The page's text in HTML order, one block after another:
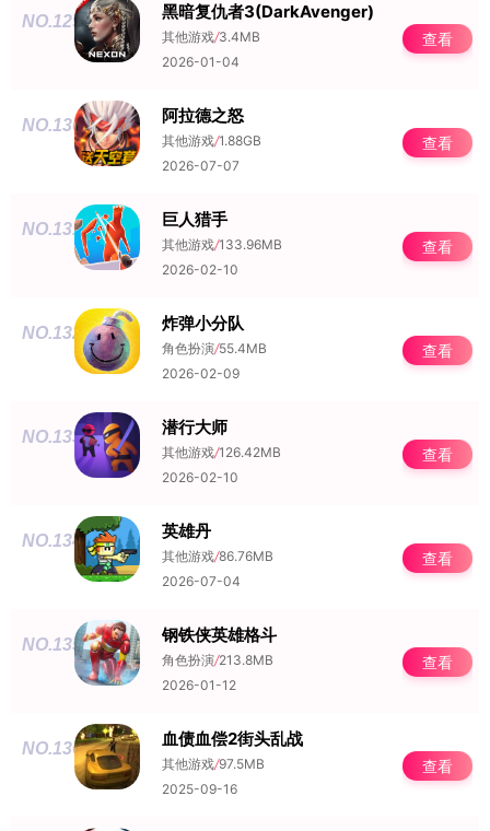
NO.129 黑暗复仇者3(DarkAvenger)
其他游戏/3.4MB
2026-01-04
查看
NO.130 阿拉德之怒
其他游戏/1.88GB
2026-07-07
查看
NO.131 巨人猎手
其他游戏/133.96MB
2026-02-10
查看
NO.132 炸弹小分队
角色扮演/55.4MB
2026-02-09
查看
NO.133 潜行大师
其他游戏/126.42MB
2026-02-10
查看
NO.134 英雄丹
其他游戏/86.76MB
2026-07-04
查看
NO.135 钢铁侠英雄格斗
角色扮演/213.8MB
2026-01-12
查看
NO.136 血债血偿2街头乱战
其他游戏/97.5MB
2025-09-16
查看